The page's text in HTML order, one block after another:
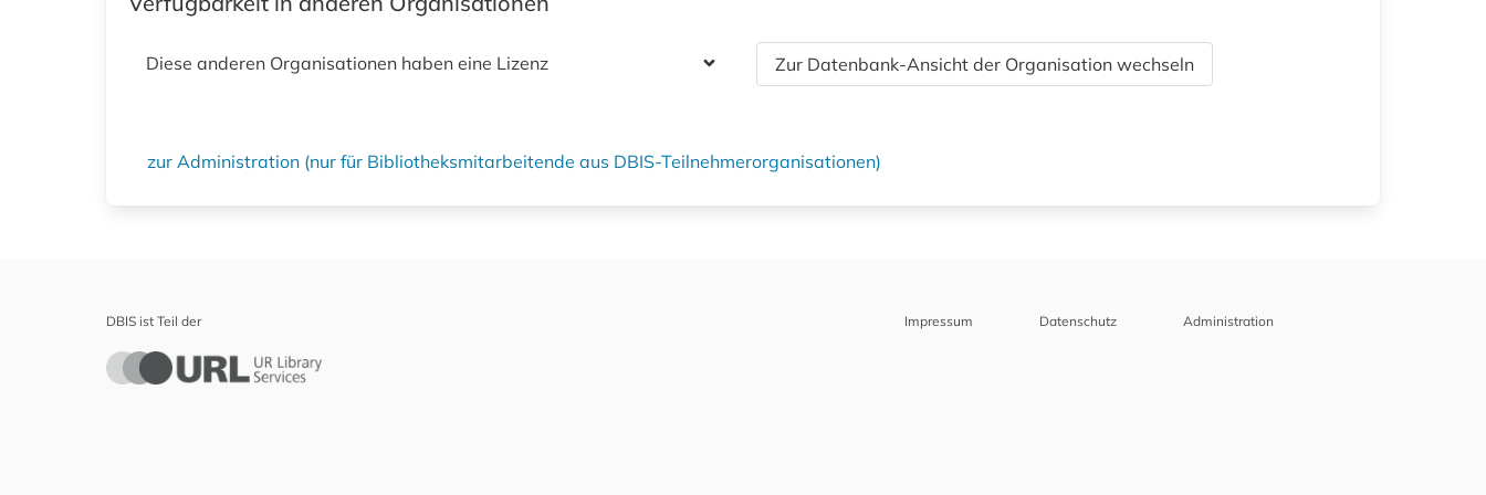
Diese anderen Organisationen haben eine Lizenz Zur Datenbank-Ansicht der Organisation wechseln
zur Administration (nur für Bibliotheksmitarbeitende aus DBIS-Teilnehmerorganisationen)
DBIS ist Teil der Impressum Datenschutz Administration